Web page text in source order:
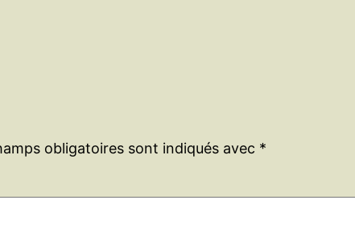
obligatoires sont indiqués avec *